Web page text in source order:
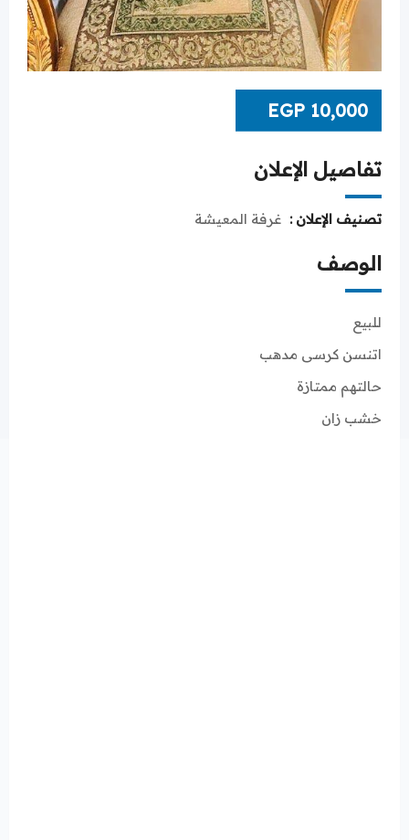
EGP 10,000
تفاصيل الإعلان
تصنيف الإعلان : غرفة المعيشة
الوصف
للبيع
اتنسن كرسى مدهب
حالتهم ممتازة
خشب زان